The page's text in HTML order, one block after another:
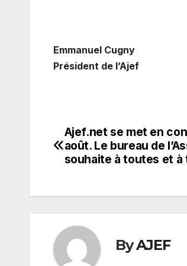
Emmanuel Cugny
Président de l’Ajef
Navigation
de
Ajef.net se met en
août. Le bureau de
souhaite à toutes et
ByAJEF